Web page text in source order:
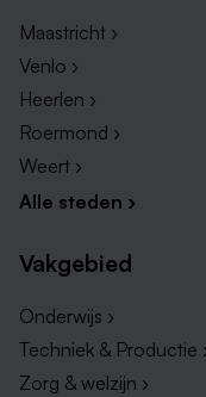
overheidsinstanties,
energieleveranciers.
In Limburg zijn
actief die
De grootste vind je
Vacatures
Vacatures
Vacatures Boels
Vacatures Hedin
Maastricht ›
Venlo ›
Heerlen ›
Roermond ›
Weert ›
Alle steden ›
Vakgebied
Onderwijs ›
Techniek & Productie
Zorg & welzijn ›